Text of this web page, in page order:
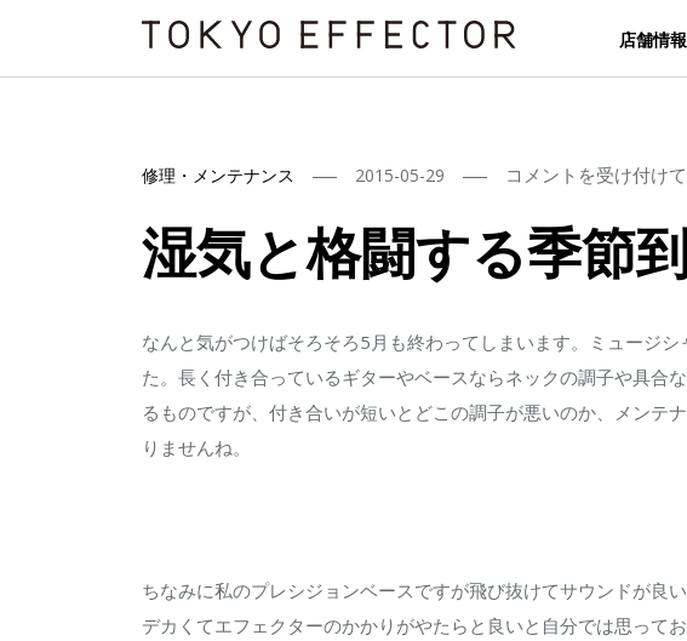
店舗情報
修理・メンテナンス 2015-05-29
湿
と
格
す
る
季
コメントを受け付け
湿気と格闘する季節
なんと気がつけばそろそろ5月も終わってしまいます。ミュージ
た。長く付き合っているギターやベースならネックの調子や具合
るものですが、付き合いが短いとどこの調子が悪いのか、メンテ
りませんね。
ちなみに私のプレシジョンベースですが飛び抜けてサウンドが良
デカくてエフェクターのかかりがやたらと良いと自分では思って